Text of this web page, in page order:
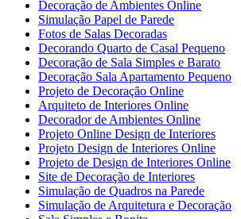
Decoração de Ambientes Online
Simulação Papel de Parede
Fotos de Salas Decoradas
Decorando Quarto de Casal Pequeno
Decoração de Sala Simples e Barato
Decoração Sala Apartamento Pequeno
Projeto de Decoração Online
Arquiteto de Interiores Online
Decorador de Ambientes Online
Projeto Online Design de Interiores
Projeto Design de Interiores Online
Projeto de Design de Interiores Online
Site de Decoração de Interiores
Simulação de Quadros na Parede
Simulação de Arquitetura e Decoração